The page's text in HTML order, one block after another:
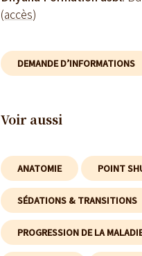
(accès)
DEMANDE D’INFORMATIONS
Voir aussi
ANATOMIE POINT
SÉDATIONS & TRANSITIONS
PROGRESSION DE LA